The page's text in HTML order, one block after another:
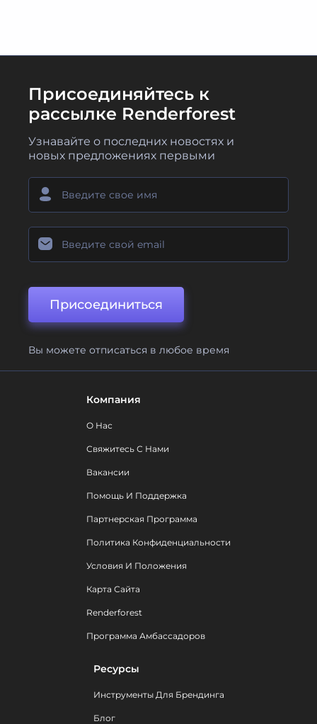
Присоединяйтесь к
рассылке Renderforest
Узнавайте о последних новостях и
новых предложениях первыми
Присоединиться
Вы можете отписаться в любое время
Компания
О Нас
Свяжитесь С Нами
Вакансии
Помощь И Поддержка
Партнерская Программа
Политика Конфиденциальности
Условия И Положения
Карта Сайта
Renderforest
Программа Амбассадоров
Ресурсы
Инструменты Для Брендинга
Блог